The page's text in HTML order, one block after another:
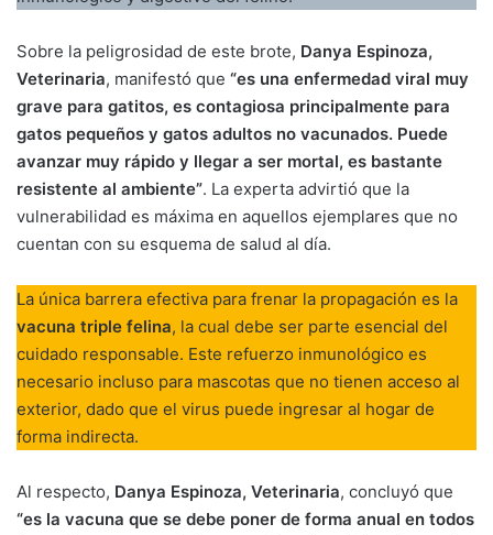
Sobre la peligrosidad de este brote, Danya Espinoza,
Veterinaria, manifestó que “es una enfermedad viral muy
grave para gatitos, es contagiosa principalmente para
gatos pequeños y gatos adultos no vacunados. Puede
avanzar muy rápido y llegar a ser mortal, es bastante
resistente al ambiente”. La experta advirtió que la
vulnerabilidad es máxima en aquellos ejemplares que no
cuentan con su esquema de salud al día.
La única barrera efectiva para frenar la propagación es la
vacuna triple felina, la cual debe ser parte esencial del
cuidado responsable. Este refuerzo inmunológico es
necesario incluso para mascotas que no tienen acceso al
exterior, dado que el virus puede ingresar al hogar de
forma indirecta.
Al respecto, Danya Espinoza, Veterinaria, concluyó que
“es la vacuna que se debe poner de forma anual en todos